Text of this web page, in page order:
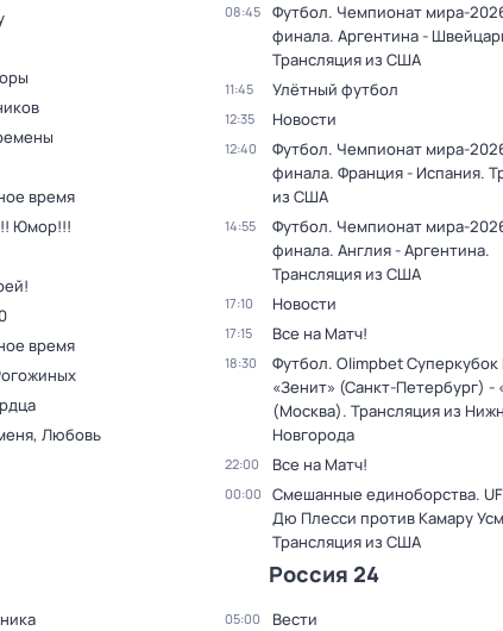
время
Юмор!!!
время
Любовь
08:45
Футбол. Чемпионат мира-
финала. Аргентина -
Трансляция из США
11:45 Улётный футбол
12:35 Новости
12:40
Футбол. Чемпионат мира-
финала. Франция - Испания.
из США
14:55
Футбол. Чемпионат мира-
финала. Англия - Аргентина.
Трансляция из США
17:10 Новости
17:15 Все на Матч!
18:30
Футбол. Olimpbet Суперкубок
«Зенит» (Санкт-Петербург) -
(Москва). Трансляция из
Новгорода
22:00 Все на Матч!
00:00
Смешанные единоборства.
Дю Плесси против Камару
Трансляция из США
Россия 24
05:00 Вести